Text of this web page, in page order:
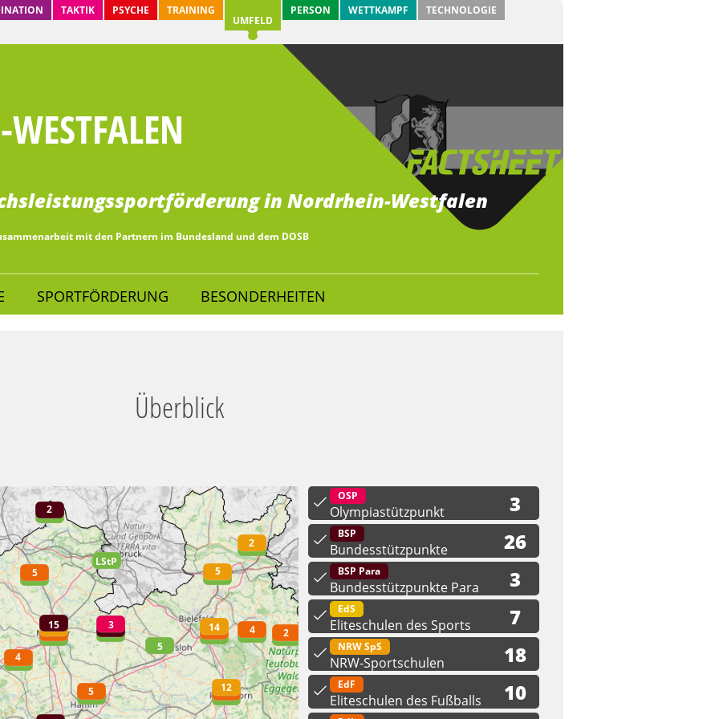
TAKTIK PSYCHE TRAINING
UMFELD
PERSON WETTKAMPF TECHNOLOGIE
in Nordrhein-Westfalen
mit den Partnern im Bundesland und dem DOSB
SPORTFÖRDERUNG BESONDERHEITEN
Überblick
3
OSP
Olympiastützpunkt
26
BSP
Bundesstützpunkte
3
BSP Para
Bundesstützpunkte Para
7
EdS
Eliteschulen des Sports
18
NRW SpS
NRW-Sportschulen
10
EdF
Eliteschulen des Fußballs